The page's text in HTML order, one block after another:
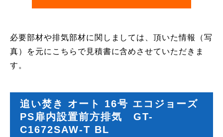
必要部材や排気部材に関しましては、頂いた情報（写
真）を元にこちらで見積書に含めさせていただきま
す。
追い焚き オート 16号 エコジョーズ
PS扉内設置前方排気 GT-
C1672SAW-T BL